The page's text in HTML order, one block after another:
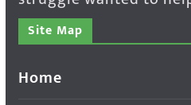
Site Map
Home